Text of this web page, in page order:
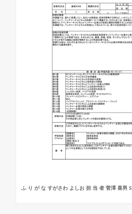
ふ り が な すがさわ よしお 担 当 者 菅澤 喜男